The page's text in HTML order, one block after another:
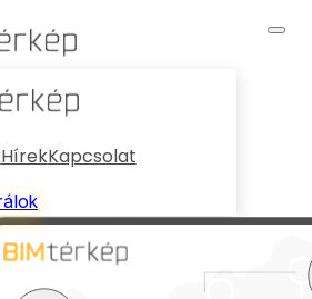
HírekKapcsolat